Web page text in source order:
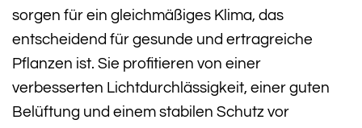
sorgen für ein gleichmäßiges Klima, das
entscheidend für gesunde und ertragreiche
Pflanzen ist. Sie profitieren von einer
verbesserten Lichtdurchlässigkeit, einer guten
Belüftung und einem stabilen Schutz vor